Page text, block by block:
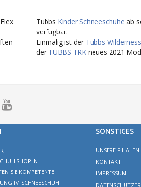
Tubbs Kinder Schneeschuhe ab
verfügbar.
Einmalig ist der Tubbs Wilderness
der TUBBS TRKneues 2021
SHOP IN
SIE KOMPETENTE
IM SCHNEESCHUH
SONSTIGES
UNSERE FILIALEN
KONTAKT
IMPRESSUM